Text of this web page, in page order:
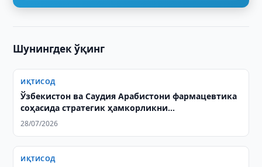
Шунингдек ўқинг
ИҚТИСОД
Ўзбекистон ва Саудия Арабистони фармацевтика
соҳасида стратегик ҳамкорликни
кенгайтирмоқда
28/07/2026
ИҚТИСОД